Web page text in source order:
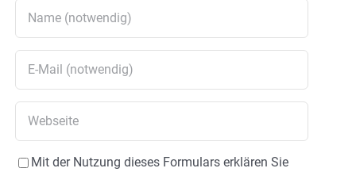
Mit der Nutzung dieses Formulars erklären Sie